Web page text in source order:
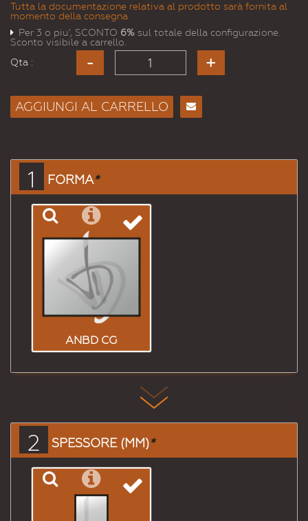
Tutta la documentazione relativa al prodotto sarà fornita al
momento della consegna
Per 3 o piu', SCONTO 6% sul totale della configurazione.
Sconto visibile a carrello.
Qta :
AGGIUNGI AL CARRELLO
1 FORMA*
ANBD CG
2 SPESSORE (MM)*